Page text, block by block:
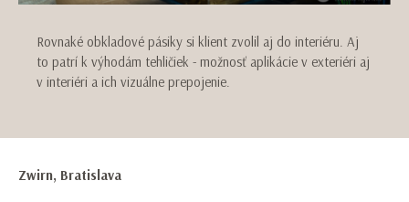
Rovnaké obkladové pásiky si klient zvolil aj do interiéru. Aj
to patrí k výhodám tehličiek - možnosť aplikácie v exteriéri aj
v interiéri a ich vizuálne prepojenie.
Zwirn, Bratislava